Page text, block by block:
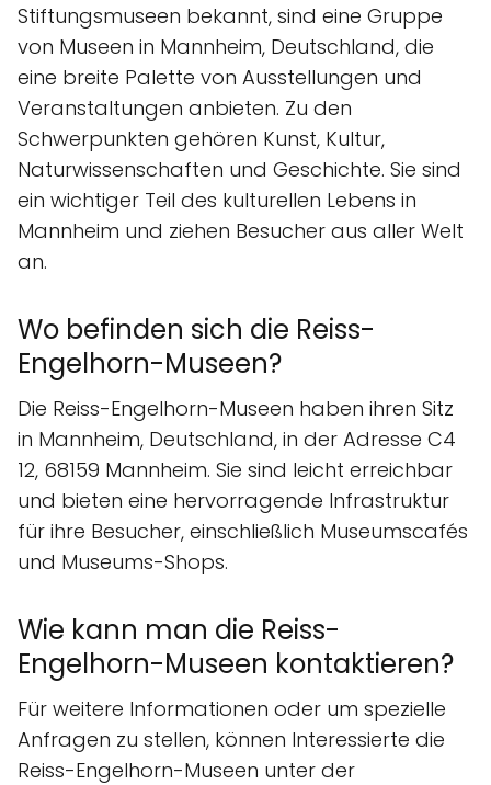
Stiftungsmuseen bekannt, sind eine Gruppe
von Museen in Mannheim, Deutschland, die
eine breite Palette von Ausstellungen und
Veranstaltungen anbieten. Zu den
Schwerpunkten gehören Kunst, Kultur,
Naturwissenschaften und Geschichte. Sie sind
ein wichtiger Teil des kulturellen Lebens in
Mannheim und ziehen Besucher aus aller Welt
an.
Wo befinden sich die Reiss-
Engelhorn-Museen?
Die Reiss-Engelhorn-Museen haben ihren Sitz
in Mannheim, Deutschland, in der Adresse C4
12, 68159 Mannheim. Sie sind leicht erreichbar
und bieten eine hervorragende Infrastruktur
für ihre Besucher, einschließlich Museumscafés
und Museums-Shops.
Wie kann man die Reiss-
Engelhorn-Museen kontaktieren?
Für weitere Informationen oder um spezielle
Anfragen zu stellen, können Interessierte die
Reiss-Engelhorn-Museen unter der